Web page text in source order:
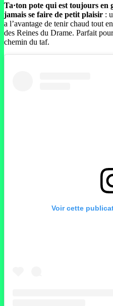
Ta·ton pote qui est toujours en
jamais se faire de petit plaisir :
a l’avantage de tenir chaud tout
des Reines du Drame. Parfait
chemin du taf.
Voir cette